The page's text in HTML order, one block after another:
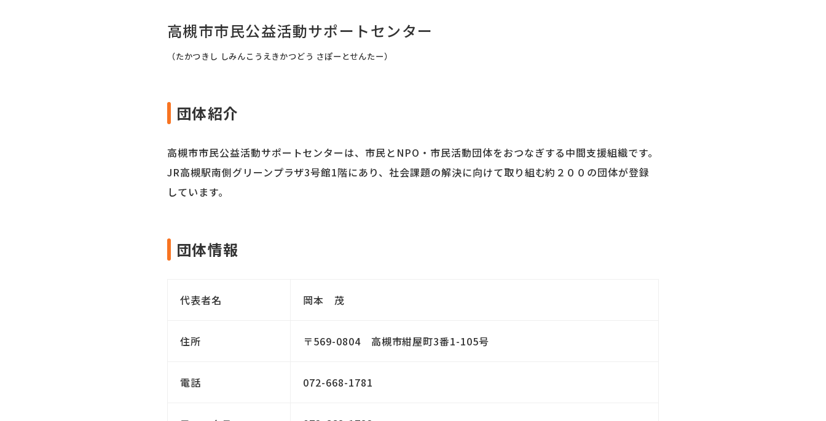
高槻市市民公益活動サポートセンター
（たかつきし しみんこうえきかつどう さぽーとせんたー）
団体紹介
高槻市市民公益活動サポートセンターは、市民とNPO・市民活動団体をおつなぎする中間支援組織です。
JR高槻駅南側グリーンプラザ3号館1階にあり、社会課題の解決に向けて取り組む約２００の団体が登録
しています。
団体情報
代表者名 岡本 茂
住所 〒569-0804 高槻市紺屋町3番1-105号
電話 072-668-1781